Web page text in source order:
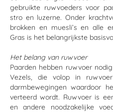
gebruikte ruwvoeders voor
stro en luzerne. Onder
brokken en muesli’s en alle
Gras is het belangrijkste
Het belang van ruwvoer
Paarden hebben ruwvoer
Vezels, die volop in
darmbewegingen waardoor
verteerd wordt. Ruwvoer is
en andere noodzakelijke